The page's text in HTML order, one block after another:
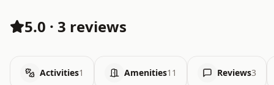
5.0 · 3 reviews
Activities1 Amenities11 Reviews3